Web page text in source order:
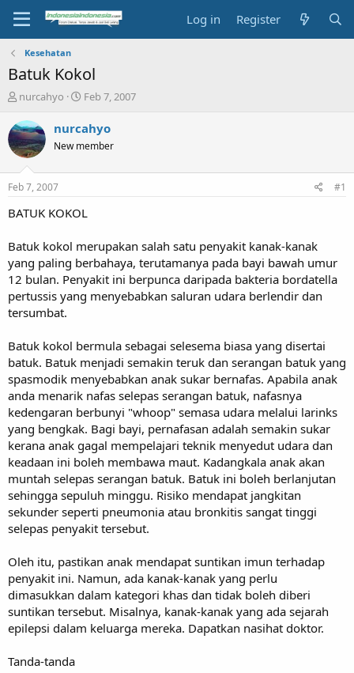
Log in Register
Kesehatan
Batuk Kokol
T
r
e
a
s
t
a
e
r
nurcahyo
S
a
t
e
Feb 7, 2007
nurcahyo
New member
Feb 7, 2007 #1
BATUK KOKOL
Batuk kokol merupakan salah satu penyakit kanak-kanak
yang paling berbahaya, terutamanya pada bayi bawah umur
12 bulan. Penyakit ini berpunca daripada bakteria bordatella
pertussis yang menyebabkan saluran udara berlendir dan
tersumbat.
Batuk kokol bermula sebagai selesema biasa yang disertai
batuk. Batuk menjadi semakin teruk dan serangan batuk yang
spasmodik menyebabkan anak sukar bernafas. Apabila anak
anda menarik nafas selepas serangan batuk, nafasnya
kedengaran berbunyi "whoop" semasa udara melalui larinks
yang bengkak. Bagi bayi, pernafasan adalah semakin sukar
kerana anak gagal mempelajari teknik menyedut udara dan
keadaan ini boleh membawa maut. Kadangkala anak akan
muntah selepas serangan batuk. Batuk ini boleh berlanjutan
sehingga sepuluh minggu. Risiko mendapat jangkitan
sekunder seperti pneumonia atau bronkitis sangat tinggi
selepas penyakit tersebut.
Oleh itu, pastikan anak mendapat suntikan imun terhadap
penyakit ini. Namun, ada kanak-kanak yang perlu
dimasukkan dalam kategori khas dan tidak boleh diberi
suntikan tersebut. Misalnya, kanak-kanak yang ada sejarah
epilepsi dalam keluarga mereka. Dapatkan nasihat doktor.
Tanda-tanda